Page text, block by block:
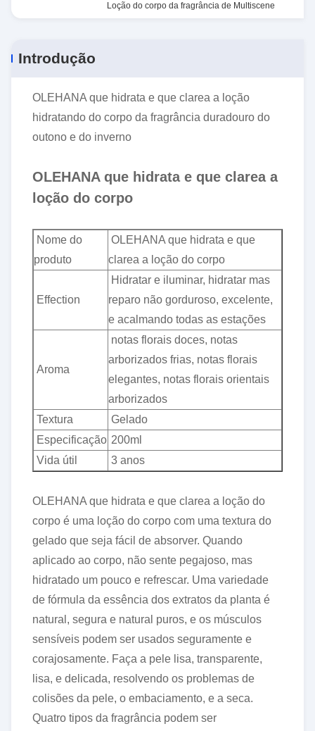
Loção do corpo da fragrância de Multiscene
Introdução
OLEHANA que hidrata e que clarea a loção
hidratando do corpo da fragrância duradouro do
outono e do inverno
OLEHANA que hidrata e que clarea a
loção do corpo
Nome do
produto
OLEHANA que hidrata e que
clarea a loção do corpo
Effection
Hidratar e iluminar, hidratar mas
reparo não gorduroso, excelente,
e acalmando todas as estações
Aroma
notas florais doces, notas
arborizados frias, notas florais
elegantes, notas florais orientais
arborizados
Textura
Gelado
Especificação 200ml
Vida útil
3 anos
OLEHANA que hidrata e que clarea a loção do
corpo é uma loção do corpo com uma textura do
gelado que seja fácil de absorver. Quando
aplicado ao corpo, não sente pegajoso, mas
hidratado um pouco e refrescar. Uma variedade
de fórmula da essência dos extratos da planta é
natural, segura e natural puros, e os músculos
sensíveis podem ser usados seguramente e
corajosamente. Faça a pele lisa, transparente,
lisa, e delicada, resolvendo os problemas de
colisões da pele, o embaciamento, e a seca.
Quatro tipos da fragrância podem ser